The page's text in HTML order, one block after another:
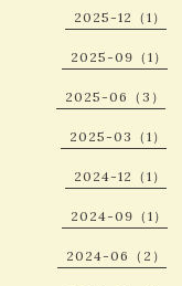
2025-12（1）
2025-09（1）
2025-06（3）
2025-03（1）
2024-12（1）
2024-09（1）
2024-06（2）